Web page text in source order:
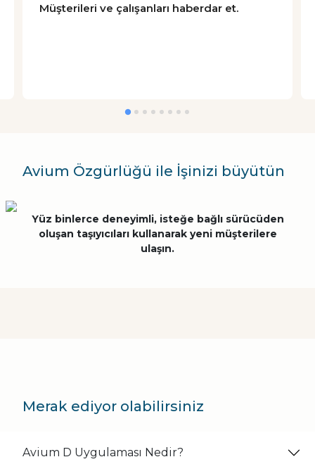
Müşterileri ve çalışanları haberdar et.
Avium Özgürlüğü ile İşinizi büyütün
Yüz binlerce deneyimli, isteğe bağlı sürücüden
oluşan taşıyıcıları kullanarak yeni müşterilere
ulaşın.
Merak ediyor olabilirsiniz
Avium D Uygulaması Nedir?